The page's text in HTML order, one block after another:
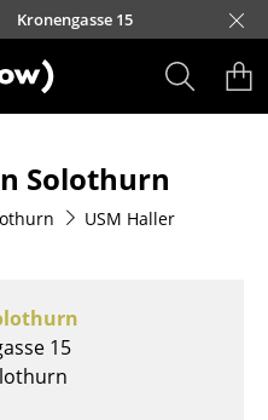
Kronengasse 15
Solothurn
USM Haller
15